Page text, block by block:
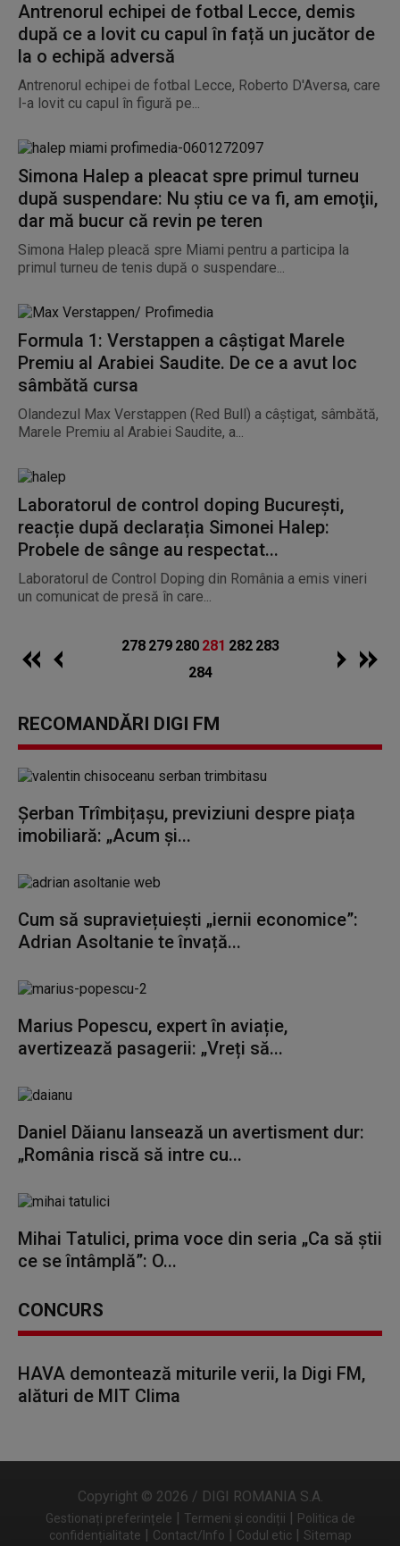
Antrenorul echipei de fotbal Lecce, demis
după ce a lovit cu capul în față un jucător de
la o echipă adversă
Antrenorul echipei de fotbal Lecce, Roberto D'Aversa, care
l-a lovit cu capul în figură pe...
Simona Halep a pleacat spre primul turneu
după suspendare: Nu ştiu ce va fi, am emoţii,
dar mă bucur că revin pe teren
Simona Halep pleacă spre Miami pentru a participa la
primul turneu de tenis după o suspendare...
Formula 1: Verstappen a câştigat Marele
Premiu al Arabiei Saudite. De ce a avut loc
sâmbătă cursa
Olandezul Max Verstappen (Red Bull) a câştigat, sâmbătă,
Marele Premiu al Arabiei Saudite, a...
Laboratorul de control doping Bucureşti,
reacție după declarația Simonei Halep:
Probele de sânge au respectat...
Laboratorul de Control Doping din România a emis vineri
un comunicat de presă în care...
278 279 280 281 282 283
284
RECOMANDĂRI DIGI FM
Șerban Trîmbițașu, previziuni despre piața
imobiliară: „Acum și...
Cum să supraviețuiești „iernii economice”:
Adrian Asoltanie te învață...
Marius Popescu, expert în aviație,
avertizează pasagerii: „Vreți să...
Daniel Dăianu lansează un avertisment dur:
„România riscă să intre cu...
Mihai Tatulici, prima voce din seria „Ca să știi
ce se întâmplă”: O...
CONCURS
HAVA demontează miturile verii, la Digi FM,
alături de MIT Clima
Copyright © 2026 / DIGI ROMANIA S.A.
Gestionați preferințele | Termeni și condiții | Politica de
confidențialitate | Contact/Info | Codul etic | Sitemap